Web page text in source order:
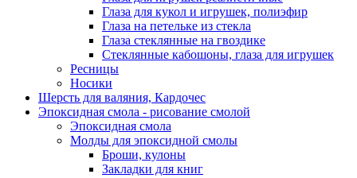
Глаза для кукол и игрушек, полиэфир
Глаза на петельке из стекла
Глаза стеклянные на гвоздике
Стеклянные кабошоны, глаза для игрушек
Ресницы
Носики
Шерсть для валяния, Кардочес
Эпоксидная смола - рисование смолой
Эпоксидная смола
Молды для эпоксидной смолы
Броши, кулоны
Закладки для книг